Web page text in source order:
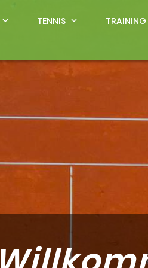
expand_more TENNIS expand_more TRAINING